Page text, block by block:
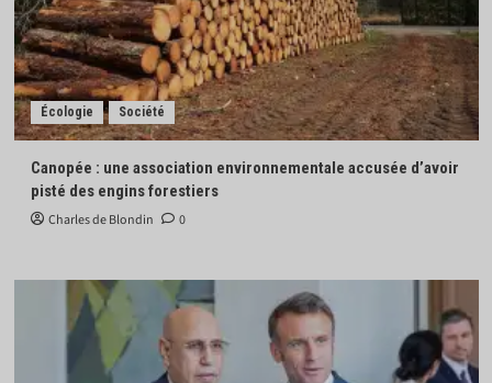
Écologie Société
Canopée : une association environnementale accusée d’avoir
pisté des engins forestiers
Charles de Blondin 0